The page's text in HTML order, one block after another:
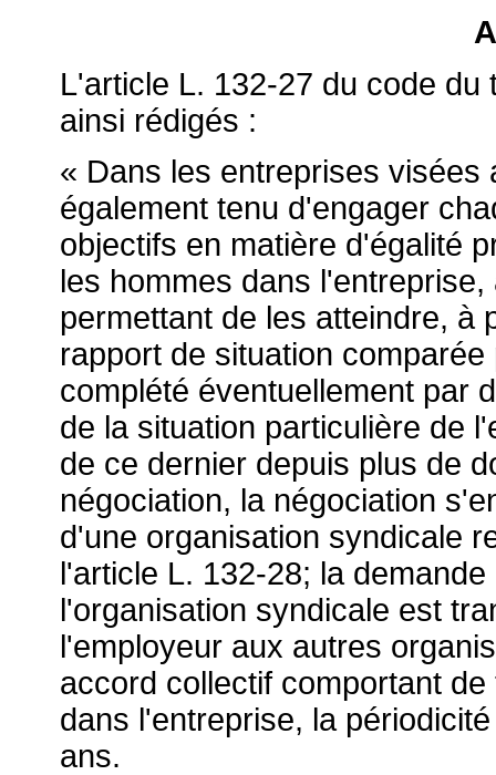
L'article L. 132-27 du code
ainsi rédigés :
« Dans les entreprises visées
également tenu d'engager
objectifs en matière d'égalité
les hommes dans
permettant de les atteindre, à
rapport de situation
complété éventuellement par
de la situation particulière de
de ce dernier depuis plus de
négociation, la négociation
d'une organisation syndicale
l'article L. 132-28; la
l'organisation syndicale est
l'employeur aux autres
accord collectif comportant
dans l'entreprise, la
ans.